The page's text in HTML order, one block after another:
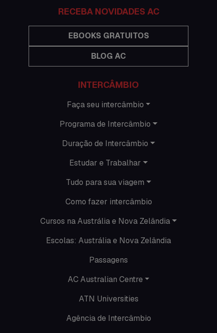
Intercâmbio de férias
Minhas histórias na Austrália
O que acontece em Perth
O que acontece na AC
Passeios
Seguro viagem
Time Lapses
Trabalhar no exterior
RECEBA NOVIDADES AC
EBOOKS GRATUITOS
BLOG AC
INTERCÂMBIO
Faça seu intercâmbio
Programa de Intercâmbio
Duração de Intercâmbio
Estudar e Trabalhar
Tudo para sua viagem
Como fazer intercâmbio
Cursos na Austrália e Nova Zelândia
Escolas: Austrália e Nova Zelândia
Passagens
AC Australian Centre
ATN Universities
Agência de Intercâmbio